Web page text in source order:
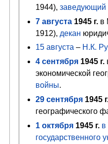
1944), заведующий
7 августа 1945г.в
1912), декан
15 августа – Н.К.
4 сентября 1945г.
экономической
войны.
29 сентября 1945
географического
1 октября 1945г. в
государственного